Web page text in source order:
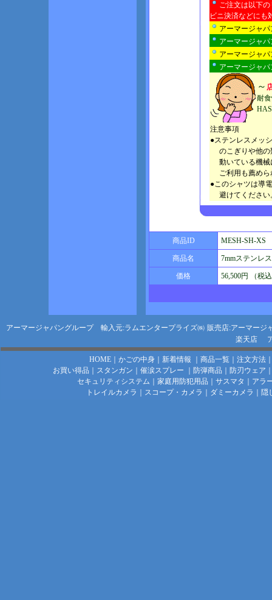
ご注文は以下
ビニ決済などにも
アーマージャ
アーマージャ
アーマージャ
アーマージャ
～
耐
注意事項
●ステンレスメッ
のこぎりや他の
動いている機械
ご利用も薦めら
●このシャツは導
避けてください
商品ID MESH-SH-XS
商品名 7mmステンレ
価格 56,500円 （税
アーマージャパングループ 輸入元:ラムエンタープライズ㈱ 販売店:アーマージ
楽天店
HOME｜ かごの中身｜ 新着情報 商品一覧｜ 注文方法
お買い得品
スタンガン 催涙スプレー 防弾商品 防刃ウェア
セキュリティシステム
家庭用防犯用品 サスマタ
アラ
トレイルカメラ
スコープ・カメラ ダミーカメラ 隠